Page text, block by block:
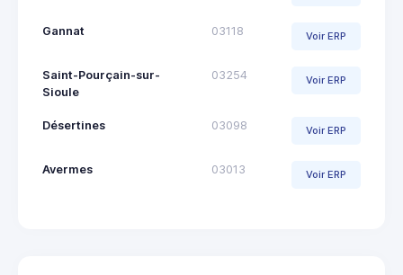
Gannat 03118 Voir ERP
Saint-Pourçain-sur-
Sioule
03254 Voir ERP
Désertines 03098 Voir ERP
Avermes 03013 Voir ERP